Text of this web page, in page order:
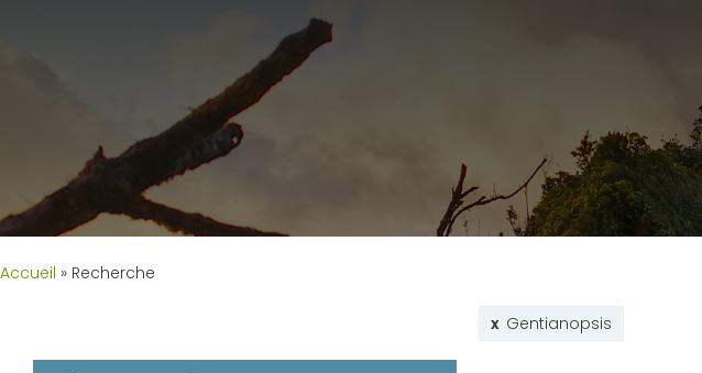
Accueil » Recherche
Gentianopsis